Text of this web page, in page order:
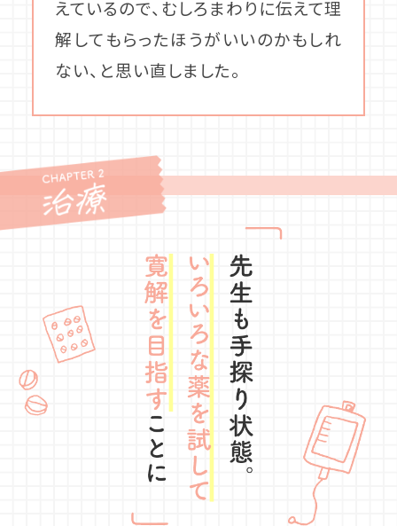
えているので、むしろまわりに伝えて理
解してもらったほうがいいのかもしれ
ない、と思い直しました。